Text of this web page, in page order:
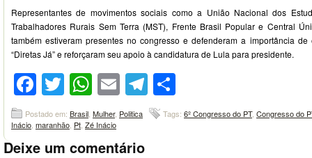
Representantes de movimentos sociais como a União Nacional dos
Trabalhadores Rurais Sem Terra (MST), Frente Brasil Popular e Central
também estiveram presentes no congresso e defenderam a importância
“Diretas Já” e reforçaram seu apoio à candidatura de Lula para presidente.
Facebook
Twitter
WhatsApp
EmailTelegram
Postado em: Brasil Mulher, Politica Tags: 6º Congresso do PT, Congresso do
Inácio maranhão Pt Zé Inácio
Deixe um comentário